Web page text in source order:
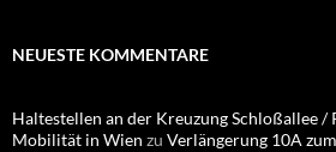
NEUESTE KOMMENTARE
Haltestellen an der Kreuzung Schloßallee /
Mobilität in Wien zu Verlängerung 10A